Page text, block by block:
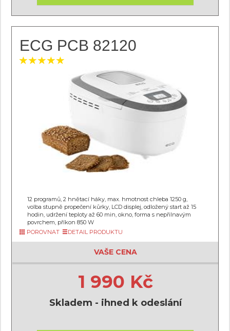
ECG PCB 82120
12 programů, 2 hnětací háky, max. hmotnost chleba 1250 g,
volba stupně propečení kůrky, LCD displej, odložený start až 15
hodin, udržení teploty až 60 min, okno, forma s nepřilnavým
povrchem, příkon 850 W
POROVNAT
DETAIL PRODUKTU
VAŠE CENA
1 990 Kč
Skladem - ihned k odeslání